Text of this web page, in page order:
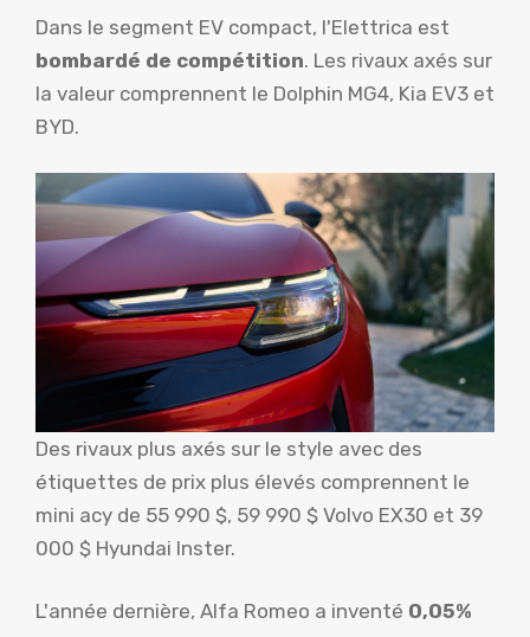
Dans le segment EV compact, l'Elettrica est
bombardé de compétition. Les rivaux axés sur
la valeur comprennent le Dolphin MG4, Kia EV3 et
BYD.
Des rivaux plus axés sur le style avec des
étiquettes de prix plus élevés comprennent le
mini acy de 55 990 $, 59 990 $ Volvo EX30 et 39
000 $ Hyundai Inster.
L'année dernière, Alfa Romeo a inventé 0,05%